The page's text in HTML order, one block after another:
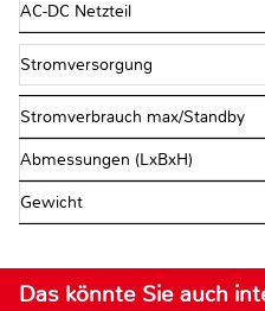
AC-DC Netzteil
Stromversorgung
Stromverbrauch max/Standby
Abmessungen (LxBxH)
Gewicht
Das könnte Sie auch